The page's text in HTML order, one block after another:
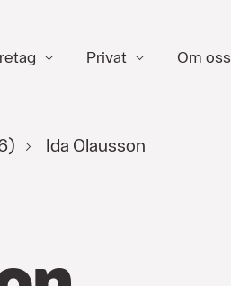
Privat Om oss
Ida Olausson